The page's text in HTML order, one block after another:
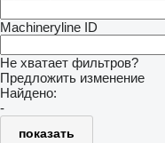
Machineryline ID
Не хватает фильтров?
Предложить изменение
Найдено:
-
показать